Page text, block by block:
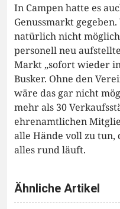
In Campen hatte es
Genussmarkt
natürlich nicht
personell neu
Markt „sofort wieder
Busker. Ohne den
wäre das gar nicht
mehr als 30
ehrenamtlichen
alle Hände voll zu tun,
alles rund läuft.
Ähnliche Artikel